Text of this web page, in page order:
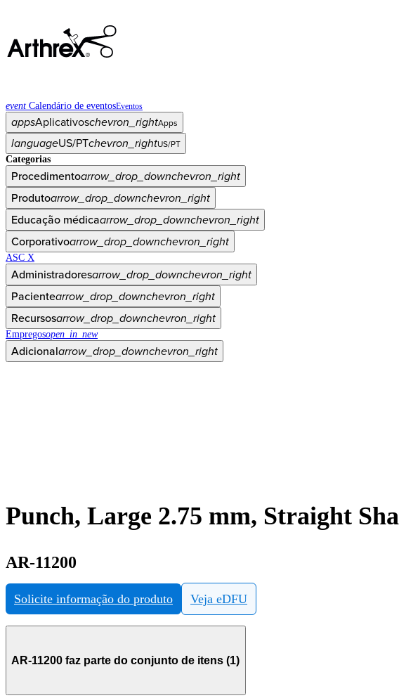
event Calendário de eventosEventos
appsAplicativoschevron_rightApps
languageUS/PTchevron_rightUS/PT
Categorias
Procedimentoarrow_drop_downchevron_right
Produtoarrow_drop_downchevron_right
Educação médicaarrow_drop_downchevron_right
Corporativoarrow_drop_downchevron_right
ASC X
Administradoresarrow_drop_downchevron_right
Pacientearrow_drop_downchevron_right
Recursosarrow_drop_downchevron_right
Empregosopen_in_new
Adicionalarrow_drop_downchevron_right
Punch, Large 2.75 mm, Straight
AR-11200
Solicite informação do produto Veja eDFU
AR-11200 faz parte do conjunto de itens (1)